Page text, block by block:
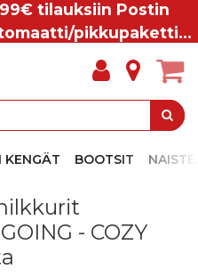
tilauksiin Postin
pikkupaketti
KENGÄT BOOTSIT
- COZY